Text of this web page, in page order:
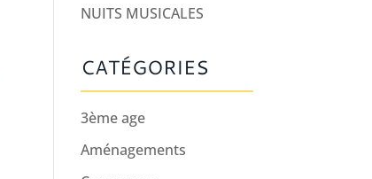
NUITS MUSICALES
CATÉGORIES
3ème age
Aménagements